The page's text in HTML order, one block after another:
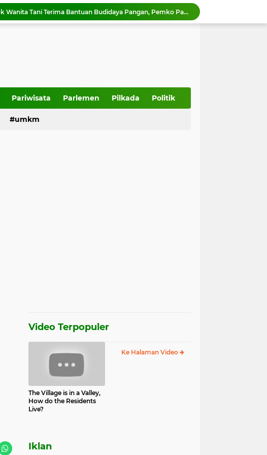
15 Kelompok Wanita Tani Terima Bantuan Budidaya Pangan, Pemko Payakumbuh Luncurkan GEMPITA BERSAMA
Pascabanjir, Perumda AM Padang Bangun Bendungan Sementara Guna Pulihkan Distribusi Air
PMI Sumbar Resmikan Mess Relawan, Perkuat Kesiapsiagaan Hadapi Bencana
Pariwisata Parlemen Pilkada Politik
umkm
Video Terpopuler
The Village is in a Valley,
How do the Residents
Live?
Ke Halaman Video
Iklan